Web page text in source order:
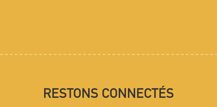
RESTONS CONNECTÉS